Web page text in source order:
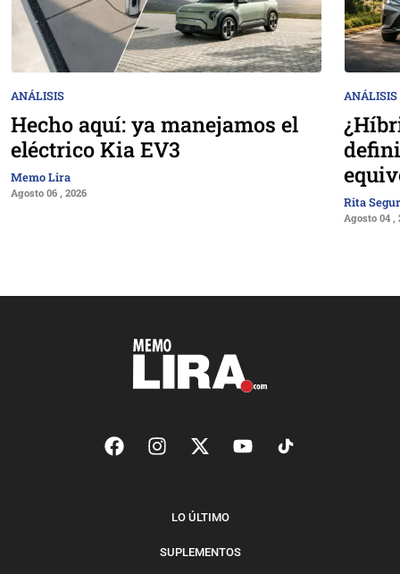
ANÁLISIS
Hecho aquí: ya manejamos el
eléctrico Kia EV3
Memo Lira
Agosto 06 , 2026
ANÁLISIS
Rita
Agosto 04 ,
LO ÚLTIMO
SUPLEMENTOS